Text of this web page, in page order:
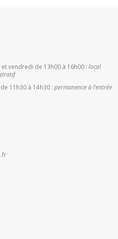
vendredi de 13h00 à 16h00 : local
11h30 à 14h30 : permanence à l’entrée